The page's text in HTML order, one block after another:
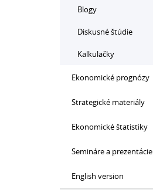
Blogy
Diskusné štúdie
Kalkulačky
Ekonomické prognózy
Strategické materiály
Ekonomické štatistiky
Semináre a prezentácie
English version